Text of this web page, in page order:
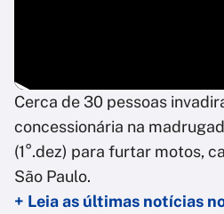
Cerca de 30 pessoas
concessionária na
(1°.dez) para furtar motos,
São Paulo.
+ Leia as últimas notícias